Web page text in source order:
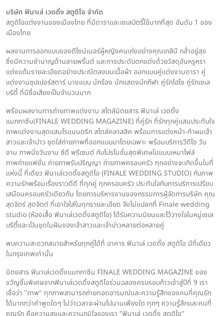
บริษัท ฟินาเล่ เวดดิ้ง สตูดิโอ จำกัด
สตูดิโอแต่งงานของเมืองไทย ที่มีดาราและเซเลบิตรี้ใช้มากที่สุด อันดับ 1 ของ
เมืองไทย
ผลงานการออกแบบของดีไซน์เนอร์ผู้หญิงคนเก่งอย่างคุณเกสินี กล่ำอยู่สุข
ซึ่งมีความชำนาญด้านลายพริ้นต์ และการประดับตกแต่งด้วยวัสดุอันหรูหรา
แต่งแต้มรายละเอียดอย่างประณีตลงบนเนื้อผ้า ออกแบบคู่แต่งงานดารา คู่
แต่งงานซุปเปอร์สตาร์ นางแบบ นักร้อง นักแสดงนักกีฬา คู่รักไฮโซ คู่รักเซเล
บริตี้ ที่มีชื่อเสียงเป็นจำนวนมาก
พร้อมผลงานการถ่ายภาพแต่งงาน สไตล์นิตยสาร ฟินาเล่ เวดดิ้ง
แมกกาซีน(FINALE WEDDING MAGAZINE) ที่คู่รัก ที่รักทุกคู่แสนประทับใจ
ภาพแต่งงานสุดแสนโรแมนตริก สไตล์คลาสสิค พร้อมการแต่งหน้า-ทำผมเจ้า
สาวและเจ้าบ่าว ชุดใส่ถ่ายภาพที่ออกแบบมาโดยเฉพาะ พร้อมบริการวีดีโอ วัน
งาน ภาพนิ่งวันงาน ซีดี พรีเซนต์ กับโปรโมชั่นสุดพิเศษในแบบเหมาไฟล์
ภาพถ่ายแฟชั่น ถ่ายภาพรับปริญญา ถ่ายภาพครอบครัว ทุกอย่างจะเกิดขึ้นในที่
แห่งนี้ ที่เดียว ฟินาเล่เวดดิ้งสตูดิโอ (FINALE WEDDING STUDIO) กับภาพ
ความรักพร้อมเรื่องราวดีดี ที่ทุกคู่ ทุกครอบครัว ประทับใจกับการบริการเปรียบ
เสมือนครอบครัวเดียวกัน โดยการบริหารงานของกรรมการผู้จัดการบริษัท คุณ
สุดจิตร์ สุดจิตต์ ที่เอาใจใส่ในทุกรายละเอียด จึงไม่แปลกที่ Finale wedding
studio (ห้องเสื้อ ฟินาเล่เวดดิ้งสตูดิโอ) ได้รับความนิยมและไว้วางใจในหมู่เซเล
บริตี้และเป็นชุดในฝันของเจ้าสาวและเจ้าบ่าวหลายต่อหลายคู่
พบความสะดวกสบายสำหรับทุกคู่ได้ที่ อาคาร ฟินาเล่ เวดดิ้ง สตูดิโอ มีที่เดียว
ในกรุงเทพเท่านั้น
นิตยสาร ฟินาเล่เวดดิ้งแมกกาซีน FINALE WEDDING MAGAZINE ของ
ขวัญชิ้นพิเศษจากฟินาเล่เวดดิ้งสตูดิโอร่วมฉลองครบรอบก้าวเข้าสู่ปีที่ 9 เรา
เชื่อว่า "ภาพ" ทุกภาพสามารถถ่ายทอดอารมณ์และความรู้สึกของคนที่คุณรัก
ได้มากกว่าคำพูดใดๆ ไม่ว่าเวลาจะผ่านไปนานเพียงใด ทุกๆ ความรู้สึกและคนที่
คุณรัก คือความสุขและความภูมิใจของเรา "ฟินาเล่ เวดดิ้ง สตูดิโอ"